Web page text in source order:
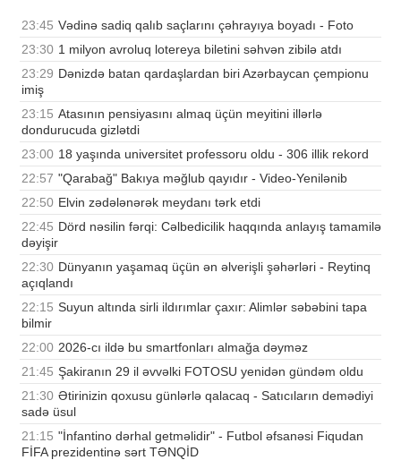
23:45 Vədinə sadiq qalıb saçlarını çəhrayıya boyadı - Foto
23:30 1 milyon avroluq lotereya biletini səhvən zibilə atdı
23:29 Dənizdə batan qardaşlardan biri Azərbaycan çempionu
imiş
23:15 Atasının pensiyasını almaq üçün meyitini illərlə
dondurucuda gizlətdi
23:00 18 yaşında universitet professoru oldu - 306 illik rekord
22:57 "Qarabağ" Bakıya məğlub qayıdır - Video-Yenilənib
22:50 Elvin zədələnərək meydanı tərk etdi
22:45 Dörd nəsilin fərqi: Cəlbedicilik haqqında anlayış tamamilə
dəyişir
22:30 Dünyanın yaşamaq üçün ən əlverişli şəhərləri - Reytinq
açıqlandı
22:15 Suyun altında sirli ildırımlar çaxır: Alimlər səbəbini tapa
bilmir
22:00 2026-cı ildə bu smartfonları almağa dəyməz
21:45 Şakiranın 29 il əvvəlki FOTOSU yenidən gündəm oldu
21:30 Ətirinizin qoxusu günlərlə qalacaq - Satıcıların demədiyi
sadə üsul
21:15 "İnfantino dərhal getməlidir" - Futbol əfsanəsi Fiqudan
FİFA prezidentinə sərt TƏNQİD